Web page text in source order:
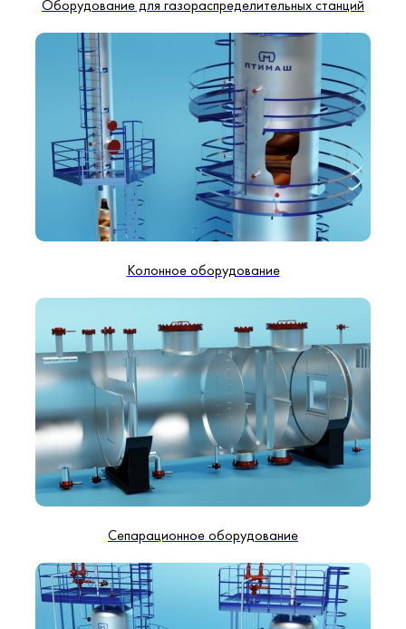
Оборудование для газораспределительных станций
Колонное оборудование
Сепарационное оборудование